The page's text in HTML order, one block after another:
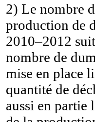
2) Le nombre
production de
2010–2012
nombre de
mise en place
quantité de
aussi en partie